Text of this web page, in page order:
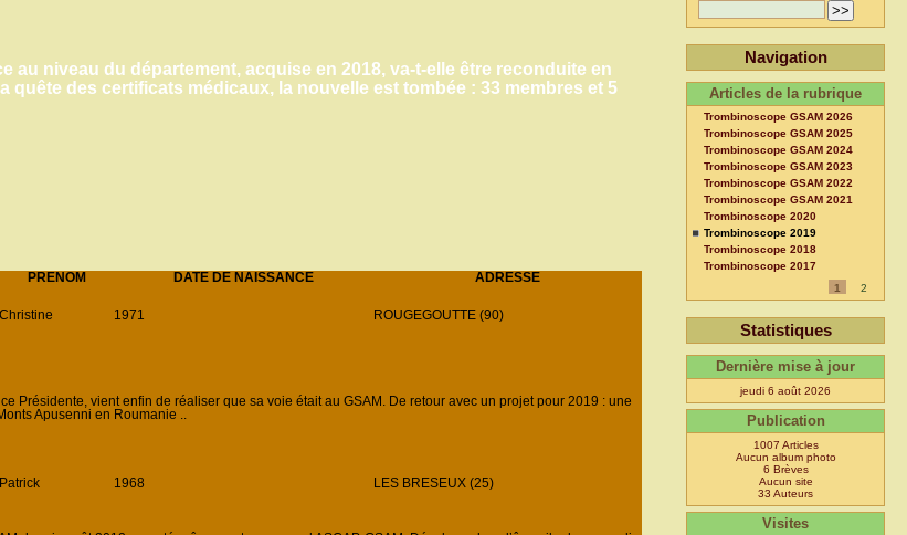
au niveau du département, acquise en 2018, va-t-elle être reconduite en
quête des certificats médicaux, la nouvelle est tombée : 33 membres et 5
PRENOM DATE DE NAISSANCE ADRESSE
Christine 1971 ROUGEGOUTTE (90)
Présidente, vient enfin de réaliser que sa voie était au GSAM. De retour avec un projet pour 2019 : une
Apusenni en Roumanie ..
Patrick 1968 LES BRESEUX (25)
Navigation
Articles de la rubrique
Trombinoscope GSAM 2026
Trombinoscope GSAM 2025
Trombinoscope GSAM 2024
Trombinoscope GSAM 2023
Trombinoscope GSAM 2022
Trombinoscope GSAM 2021
Trombinoscope 2020
Trombinoscope 2019
Trombinoscope 2018
Trombinoscope 2017
1
2
Statistiques
Dernière mise à jour
jeudi 6 août 2026
Publication
1007 Articles
Aucun album photo
6 Brèves
Aucun site
33 Auteurs
Visites